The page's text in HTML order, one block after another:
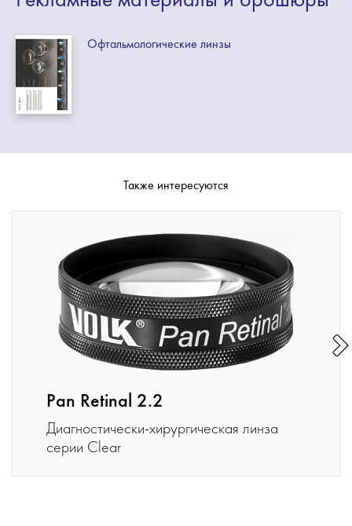
Офтальмологические линзы
Также интересуются
Pan Retinal 2.2
Диагностически-хирургическая линза
серии Clear